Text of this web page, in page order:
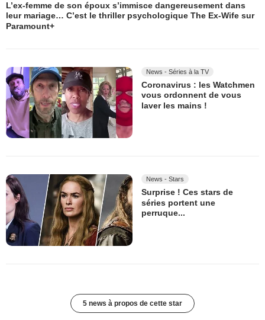
L’ex-femme de son époux s’immisce dangereusement dans
leur mariage… C’est le thriller psychologique The Ex-Wife sur
Paramount+
News - Séries à la TV
Coronavirus : les Watchmen
vous ordonnent de vous
laver les mains !
News - Stars
Surprise ! Ces stars de
séries portent une
perruque...
5 news à propos de cette star